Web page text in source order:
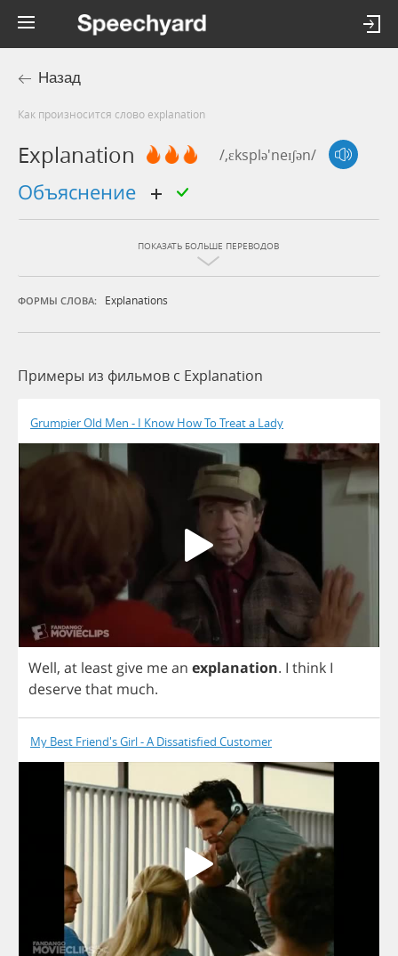
Назад
Как произносится слово explanation
Explanation /,ɛksplə'neɪʃən/
объяснение
ПОКАЗАТЬ БОЛЬШЕ ПЕРЕВОДОВ
ФОРМЫ СЛОВА: Explanations
Примеры из фильмов c Explanation
Grumpier Old Men - I Know How To Treat a Lady
Well, at least give mean explanation. I think I
deservethat much.
My Best Friend's Girl - A Dissatisfied Customer